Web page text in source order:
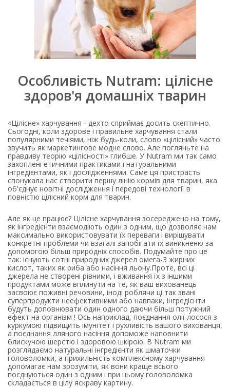
Особливість Nutram: цілісне
здоров'я домашніх тварин
«Цілісне» харчування - дехто сприймає досить скептично.
Сьогодні, коли здорове і правильне харчування стали
популярними течіями, ніж будь-коли, слово «цілісний» часто
звучить як маркетингове модне слово. Але погляньте на
правдиву теорію «цілісності» глибше. У Nutram ми так само
захоплені етичними практиками і натуральними
інгредієнтами, як і дослідженнями. Саме ця пристрасть
спонукала нас створити першу лінію кормів для тварин, яка
об'єднує новітні дослідження і передові технології в
повністю цілісний корм для тварин.
Але як це працює? Цілісне харчування зосереджено на тому,
як інгредієнти взаємодіють один з одним, що дозволяє нам
максимально використовувати їх переваги і вирішувати
конкретні проблеми чи взагалі запобігати їх виникненю за
допомогою більш природнiх способів. Подумайте про це
так: існують сотні природних джерел омега-3 жирних
кислот, таких як риба або насіння льону.Проте, всі ці
джерела не створені рівними, і вживання їх з іншими
продуктами може вплинути на те, як ваш вихованець
засвоює поживні речовини, іноді роблячи ці так звані
суперпродукти неефективними або навпаки, інгредієнти
будуть доповнювати один одного даючи більш потужний
ефект на організм ! Ось наприклад, поєднання олії лосося з
куркумою підвищить імунітет і рухливість вашого вихованця,
а поєднання лляного насіння допоможе наповнити
блискучою шерстю і здоровою шкірою. В Nutram ми
розглядаємо натуральні інгредієнти як шматочки
головоломки, а прихильність комплексному харчування
допомагає нам зрозуміти, як вони краще всього
поєднуються один з одним і при цьому головоломка
складається в цілу яскраву картину.